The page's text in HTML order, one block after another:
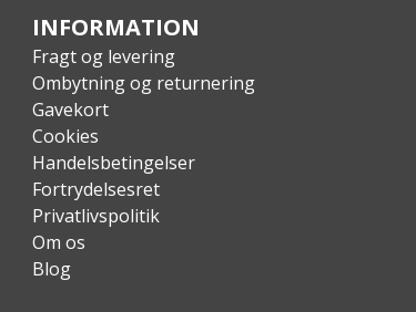
INFORMATION
Fragt og levering
Ombytning og returnering
Gavekort
Cookies
Handelsbetingelser
Fortrydelsesret
Privatlivspolitik
Om os
Blog